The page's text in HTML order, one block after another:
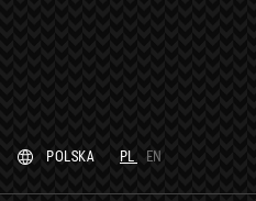
POLSKA PL EN